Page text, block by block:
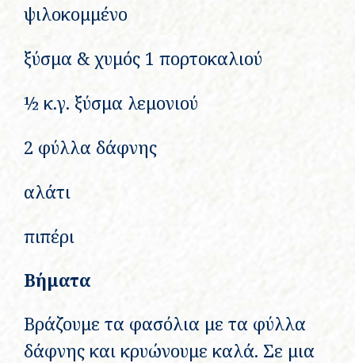
ψιλοκομμένο
ξύσμα & χυμός 1 πορτοκαλιού
½ κ.γ. ξύσμα λεμονιού
2 φύλλα δάφνης
αλάτι
πιπέρι
Βήματα
Βράζουμε τα φασόλια με τα φύλλα
δάφνης και κρυώνουμε καλά. Σε μια